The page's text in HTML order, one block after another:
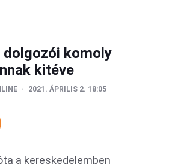
dolgozói komoly
kitéve
2021. ÁPRILIS 2. 18:05
a kereskedelemben